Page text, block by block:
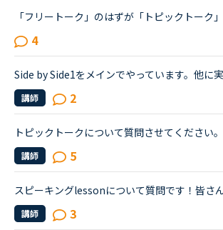
4
講師 2
講師 5
講師 3